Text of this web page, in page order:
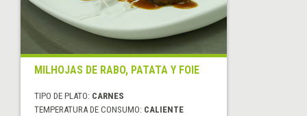
MILHOJAS DE RABO, PATATA Y FOIE
TIPO DE PLATO: CARNES
TEMPERATURA DE CONSUMO: CALIENTE